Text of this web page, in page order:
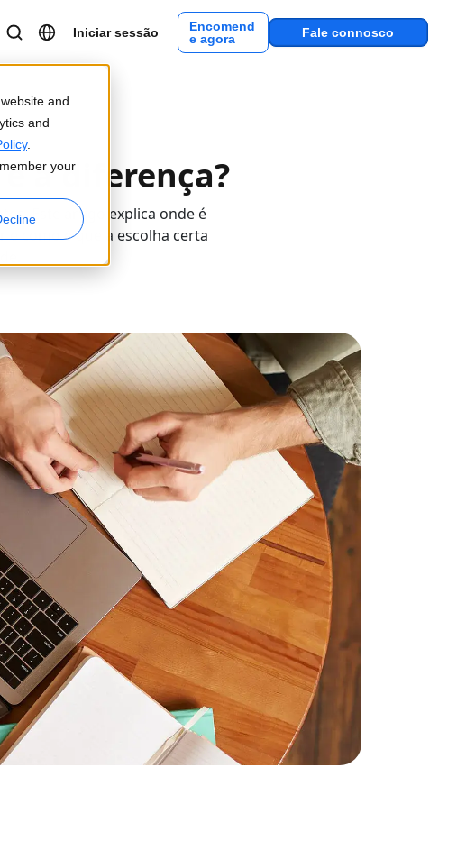
and
and
.
your
Iniciar sessão
Encomend
e agora
Fale connosco
a diferença?
Este artigo explica onde é
e como é que a escolha certa